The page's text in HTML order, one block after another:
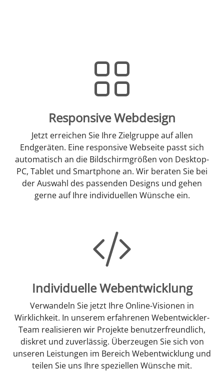
Responsive Webdesign
Jetzt erreichen Sie Ihre Zielgruppe auf allen
Endgeräten. Eine responsive Webseite passt sich
automatisch an die Bildschirmgrößen von Desktop-
PC, Tablet und Smartphone an. Wir beraten Sie bei
der Auswahl des passenden Designs und gehen
gerne auf Ihre individuellen Wünsche ein.
Individuelle Webentwicklung
Verwandeln Sie jetzt Ihre Online-Visionen in
Wirklichkeit. In unserem erfahrenen Webentwickler-
Team realisieren wir Projekte benutzerfreundlich,
diskret und zuverlässig. Überzeugen Sie sich von
unseren Leistungen im Bereich Webentwicklung und
teilen Sie uns Ihre speziellen Wünsche mit.